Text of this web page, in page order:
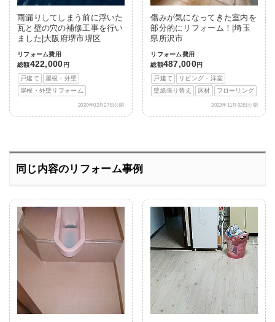
雨漏りしてしまう前に浮いた
瓦と壁の穴の補修工事を行い
ました|大阪府堺市堺区
リフォーム費用
総額422,000 円
戸建て
屋根・外壁
屋根・外壁リフォーム
2020年02月27日公開
傷みが気になってきた室内を
部分的にリフォーム！|埼玉
県所沢市
リフォーム費用
総額487,000円
戸建て
リビング・洋室
壁紙張り替え
床材 フローリング
2022年11月02日公開
同じ内容のリフォーム事例